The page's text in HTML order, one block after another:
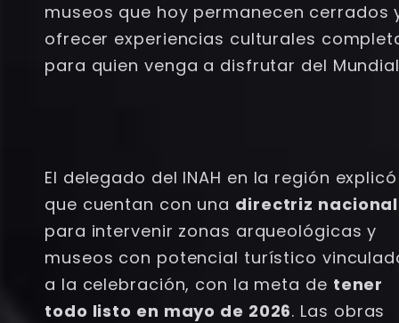
museos que hoy permanecen cerrados
ofrecer experiencias culturales
para quien venga a disfrutar del
El delegado del INAH en la región explicó
que cuentan con una directriz nacional
para intervenir zonas arqueológicas y
museos con potencial turístico
a la celebración, con la meta de tener
todo listo en mayo de 2026. Las obras